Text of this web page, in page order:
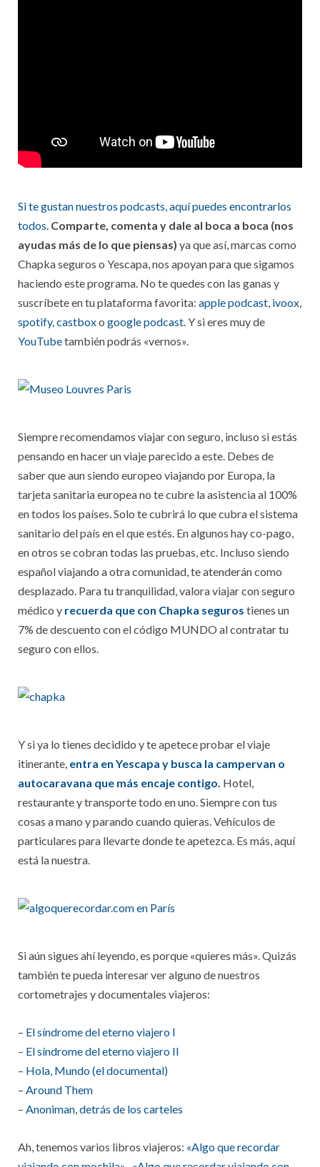
Si te gustan nuestros podcasts, aquí puedes encontrarlos
todos Comparte, comenta y dale al boca a boca (nos
ayudas más de lo que piensas) ya que así, marcas como
Chapka seguros o Yescapa, nos apoyan para que sigamos
haciendo este programa. No te quedes con las ganas y
suscríbete en tu plataforma favorita: apple podcast ivoox
spotify, castboxo google podcast . Y si eres muy de
YouTubetambién podrás «vernos».
Siempre recomendamos viajar con seguro, incluso si estás
pensando en hacer un viaje parecido a este. Debes de
saber que aun siendo europeo viajando por Europa, la
tarjeta sanitaria europea no te cubre la asistencia al 100%
en todos los países. Solo te cubrirá lo que cubra el sistema
sanitario del país en el que estés. En algunos hay co-pago,
en otros se cobran todas las pruebas, etc. Incluso siendo
español viajando a otra comunidad, te atenderán como
desplazado. Para tu tranquilidad, valora viajar con seguro
médico y recuerda que con Chapka seguros tienes un
7% de descuento con el código MUNDO al contratar tu
seguro con ellos.
Y si ya lo tienes decidido y te apetece probar el viaje
itinerante, entra en Yescapa y busca la campervan o
autocaravana que más encaje contigo. Hotel,
restaurante y transporte todo en uno. Siempre con tus
cosas a mano y parando cuando quieras. Vehículos de
particulares para llevarte donde te apetezca. Es más, aquí
está la nuestra.
Si aún sigues ahí leyendo, es porque «quieres más». Quizás
también te pueda interesar ver alguno de nuestros
cortometrajes y documentales viajeros:
– El síndrome del eterno viajero I
– El síndrome del eterno viajero II
– Hola, Mundo (el documental)
– Around Them
– Anoniman, detrás de los carteles
Ah, tenemos varios libros viajeros: «Algo que recordar